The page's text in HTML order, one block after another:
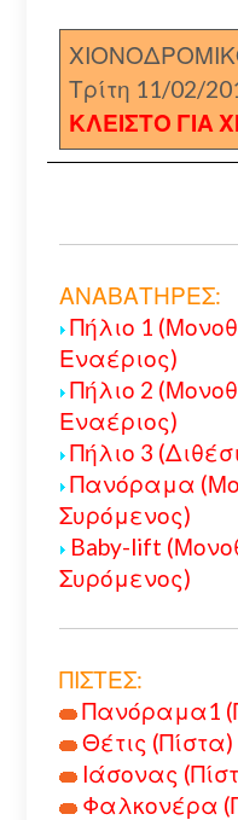
Τρίτη 11/02/
ΚΛΕΙΣΤΟ ΓΙΑ
ΑΝΑΒΑΤΗΡΕΣ:
Πήλιο 1
Εναέριος)
Πήλιο 2
Εναέριος)
Πήλιο 3
Πανόραμα
Συρόμενος)
Baby-lift
Συρόμενος)
ΠΙΣΤΕΣ:
Πανόραμα1
Θέτις (Πίστα)
Ιάσονας
Φαλκονέρα